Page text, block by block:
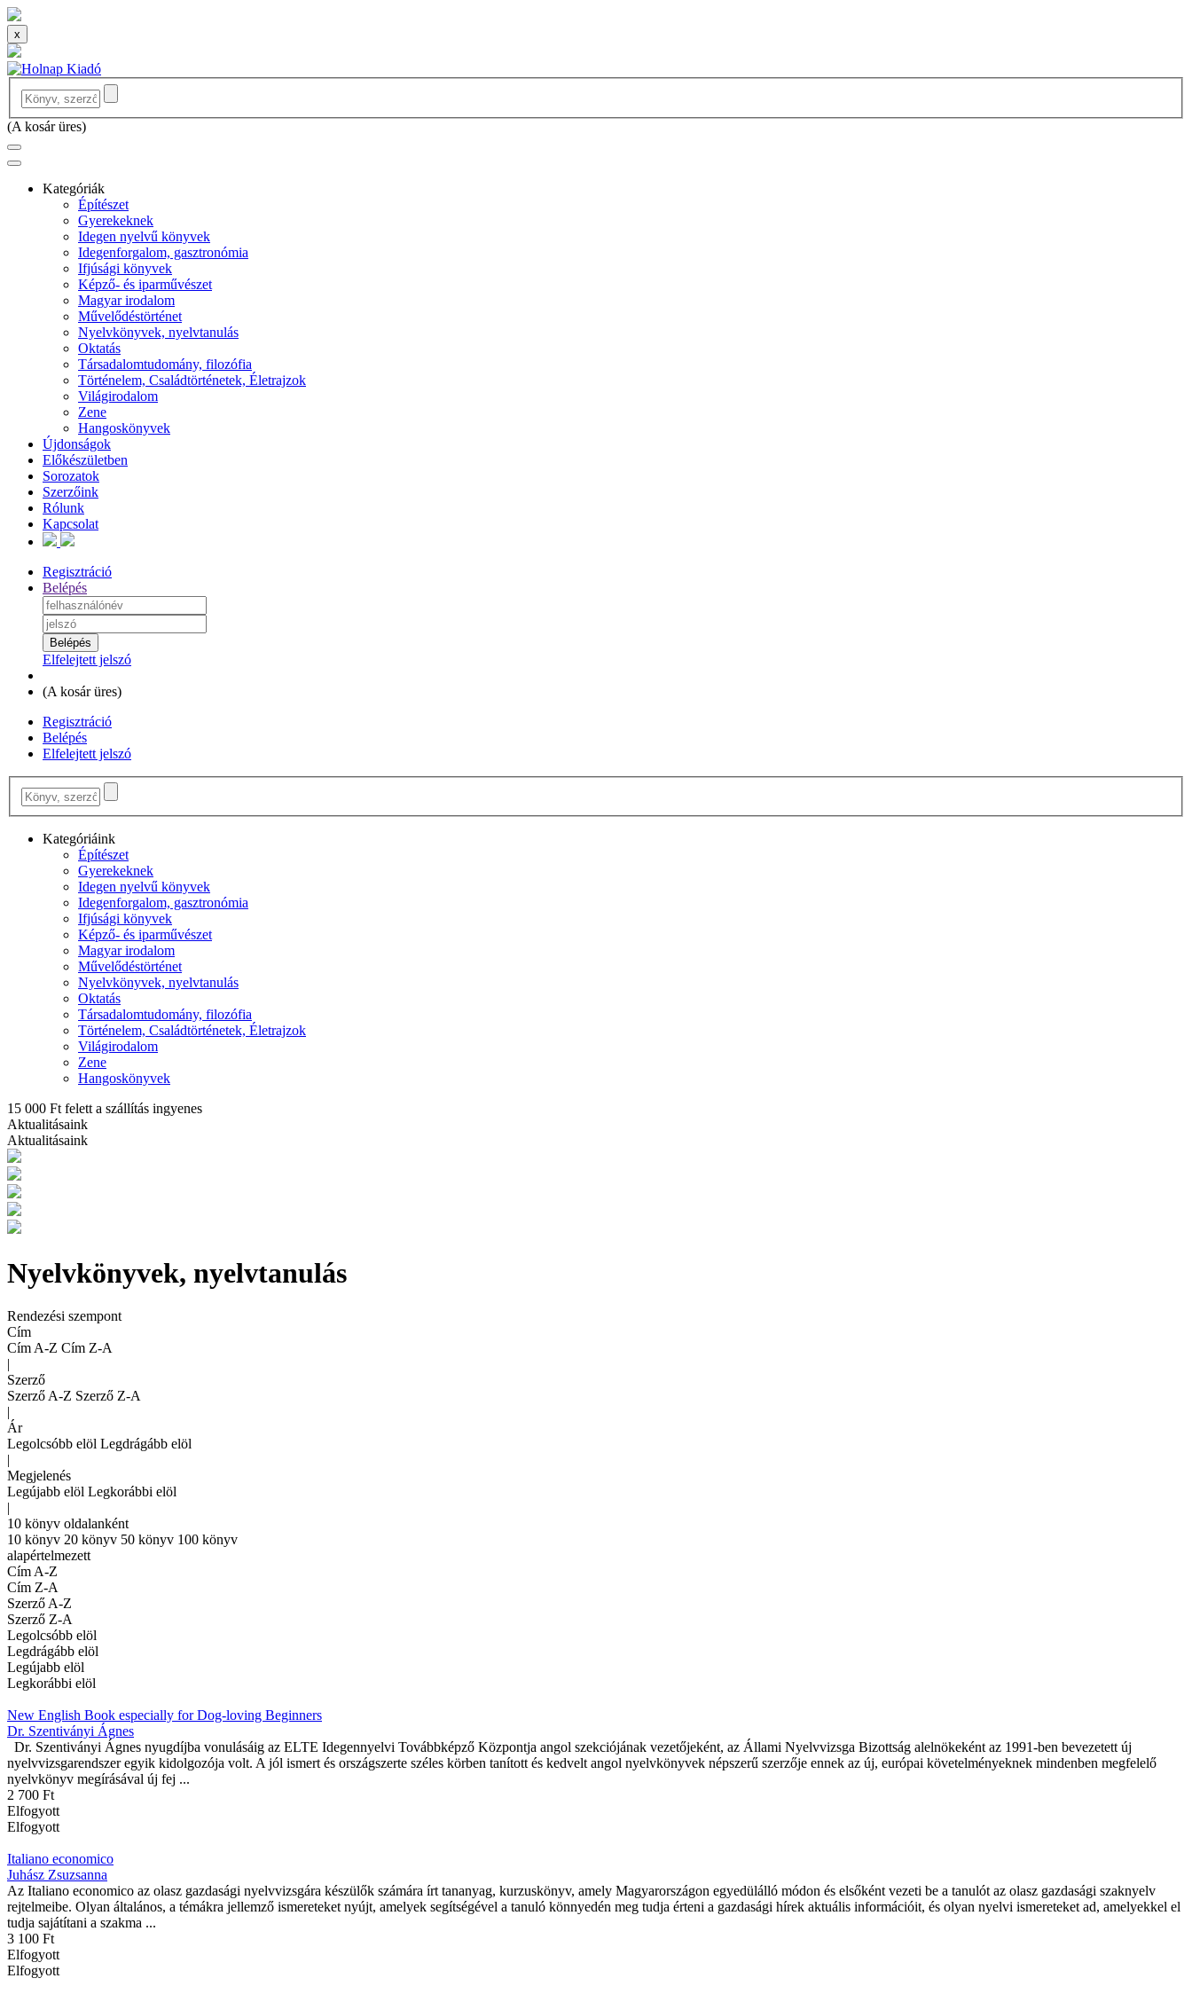
x
(A kosár üres)
Kategóriák
Építészet
Gyerekeknek
Idegen nyelvű könyvek
Idegenforgalom, gasztronómia
Ifjúsági könyvek
Képző- és iparművészet
Magyar irodalom
Művelődéstörténet
Nyelvkönyvek, nyelvtanulás
Oktatás
Társadalomtudomány, filozófia
Történelem, Családtörténetek, Életrajzok
Világirodalom
Zene
Hangoskönyvek
Újdonságok
Előkészületben
Sorozatok
Szerzőink
Rólunk
Kapcsolat
Regisztráció
Belépés
Elfelejtett jelszó
(A kosár üres)
Regisztráció
Belépés
Elfelejtett jelszó
Kategóriáink
Építészet
Gyerekeknek
Idegen nyelvű könyvek
Idegenforgalom, gasztronómia
Ifjúsági könyvek
Képző- és iparművészet
Magyar irodalom
Művelődéstörténet
Nyelvkönyvek, nyelvtanulás
Oktatás
Társadalomtudomány, filozófia
Történelem, Családtörténetek, Életrajzok
Világirodalom
Zene
Hangoskönyvek
15 000 Ft felett a szállítás ingyenes
Aktualitásaink
Aktualitásaink
Nyelvkönyvek, nyelvtanulás
Rendezési szempont
Cím
Cím A-Z Cím Z-A
|
Szerző
Szerző A-Z Szerző Z-A
|
Ár
Legolcsóbb elöl Legdrágább elöl
|
Megjelenés
Legújabb elöl Legkorábbi elöl
|
10 könyv oldalanként
10 könyv 20 könyv 50 könyv 100 könyv
alapértelmezett
Cím A-Z
Cím Z-A
Szerző A-Z
Szerző Z-A
Legolcsóbb elöl
Legdrágább elöl
Legújabb elöl
Legkorábbi elöl
New English Book especially for Dog-loving Beginners
Dr. Szentiványi Ágnes
Dr. Szentiványi Ágnes nyugdíjba vonulásáig az ELTE Idegennyelvi Továbbképző Központja angol szekciójának vezetőjeként, az Állami Nyelvvizsga Bizottság alelnökeként az 1991-ben bevezetett új
nyelvvizsgarendszer egyik kidolgozója volt. A jól ismert és országszerte széles körben tanított és kedvelt angol nyelvkönyvek népszerű szerzője ennek az új, európai követelményeknek mindenben megfelelő
nyelvkönyv megírásával új fej ...
2 700 Ft
Elfogyott
Elfogyott
Italiano economico
Juhász Zsuzsanna
Az Italiano economico az olasz gazdasági nyelvvizsgára készülők számára írt tananyag, kurzuskönyv, amely Magyarországon egyedülálló módon és elsőként vezeti be a tanulót az olasz gazdasági szaknyelv
rejtelmeibe. Olyan általános, a témákra jellemző ismereteket nyújt, amelyek segítségével a tanuló könnyedén meg tudja érteni a gazdasági hírek aktuális információit, és olyan nyelvi ismereteket ad, amelyekkel el
tudja sajátítani a szakma ...
3 100 Ft
Elfogyott
Elfogyott